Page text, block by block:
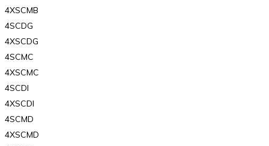
4XSCMB
4SCDG
4XSCDG
4SCMC
4XSCMC
4SCDI
4XSCDI
4SCMD
4XSCMD